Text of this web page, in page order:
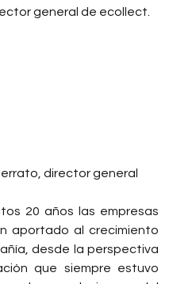
general de ecollect.
director general
20 años las empresas
aportado al crecimiento
desde la perspectiva
que siempre estuvo